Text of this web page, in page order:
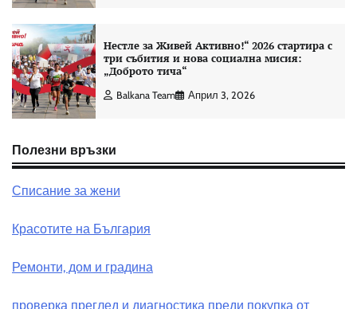
Нестле за Живей Активно!“ 2026 стартира с
три събития и нова социална мисия:
„Доброто тича“
Balkana Team Април 3, 2026
Полезни връзки
Списание за жени
Красотите на България
Ремонти, дом и градина
проверка преглед и диагностика преди покупка от